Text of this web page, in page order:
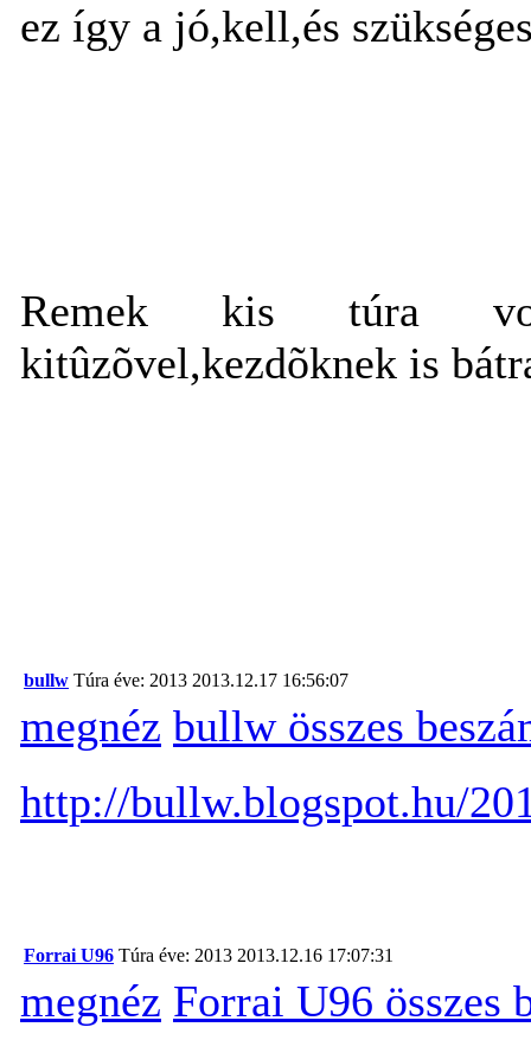
ez így a jó,kell,és
Remek kis túra
kitûzõvel,kezdõknek is
bullw Túra éve: 2013 2013.12.17 16:56:07
megnéz bullw összes
http://bullw.blogspot.hu/
Forrai U96 Túra éve: 2013 2013.12.16 17:07:31
megnéz Forrai U96 összes